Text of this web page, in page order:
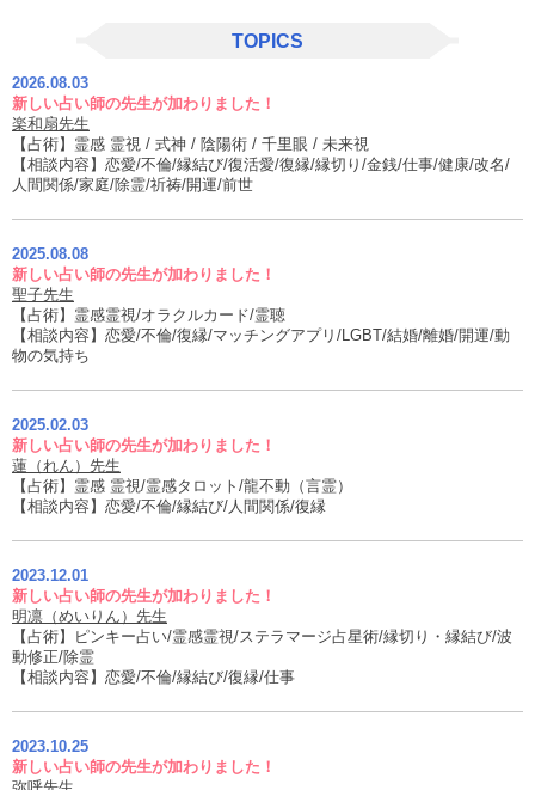
TOPICS
2026.08.03
新しい占い師の先生が加わりました！
楽和扇先生
【占術】霊感 霊視 / 式神 / 陰陽術 / 千里眼 / 未来視
【相談内容】恋愛/不倫/縁結び/復活愛/復縁/縁切り/金銭/仕事/健康/改名/
人間関係/家庭/除霊/祈祷/開運/前世
2025.08.08
新しい占い師の先生が加わりました！
聖子先生
【占術】霊感霊視/オラクルカード/霊聴
【相談内容】恋愛/不倫/復縁/マッチングアプリ/LGBT/結婚/離婚/開運/動
物の気持ち
2025.02.03
新しい占い師の先生が加わりました！
蓮（れん）先生
【占術】霊感 霊視/霊感タロット/龍不動（言霊）
【相談内容】恋愛/不倫/縁結び/人間関係/復縁
2023.12.01
新しい占い師の先生が加わりました！
明凛（めいりん）先生
【占術】ピンキー占い/霊感霊視/ステラマージ占星術/縁切り・縁結び/波
動修正/除霊
【相談内容】恋愛/不倫/縁結び/復縁/仕事
2023.10.25
新しい占い師の先生が加わりました！